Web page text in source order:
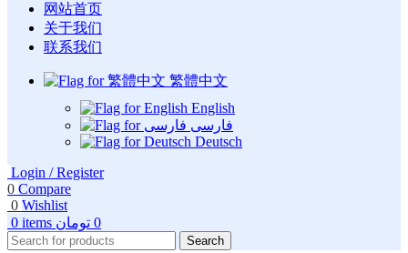
网站首页
关于我们
联系我们
繁體中文
English
فارسی
Deutsch
Login / Register
0 Compare
0 Wishlist
0 items 0 تومان
Search